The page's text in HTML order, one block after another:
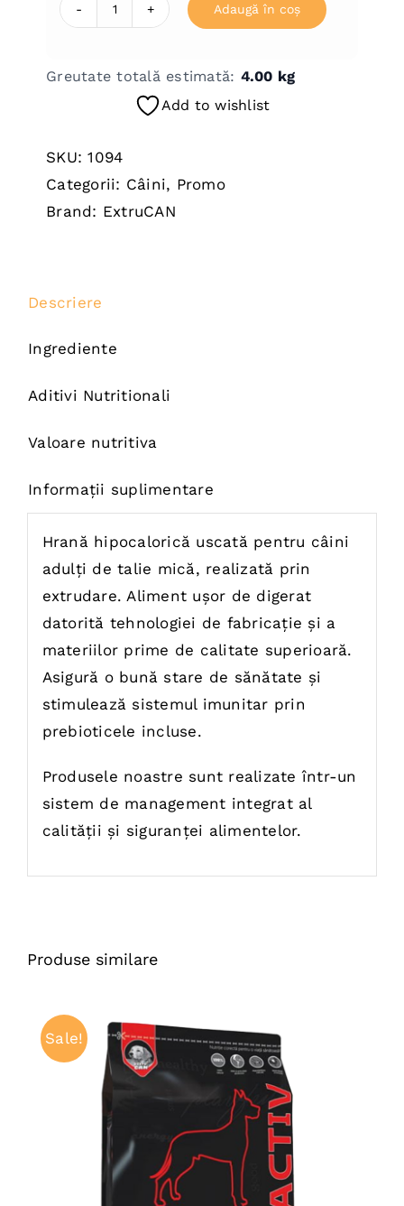
Cantitate
HIPOCALORIC
Extrucan
kg
Adaugă în coș
Greutate totală estimată: 4.00 kg
Add to wishlist
SKU:1094
Categorii: Câini, Promo
Brand: ExtruCAN
Descriere
Ingrediente
Aditivi Nutritionali
Valoare nutritiva
Informații suplimentare
Hrană hipocalorică uscată pentru câini
adulți de talie mică, realizată prin
extrudare. Aliment ușor de digerat
datorită tehnologiei de fabricație și a
materiilor prime de calitate superioară.
Asigură o bună stare de sănătate și
stimulează sistemul imunitar prin
prebioticele incluse.
Produsele noastre sunt realizate într-un
sistem de management integrat al
calității și siguranței alimentelor.
Produse similare
Sale!
ADAUGĂ ÎN COȘ